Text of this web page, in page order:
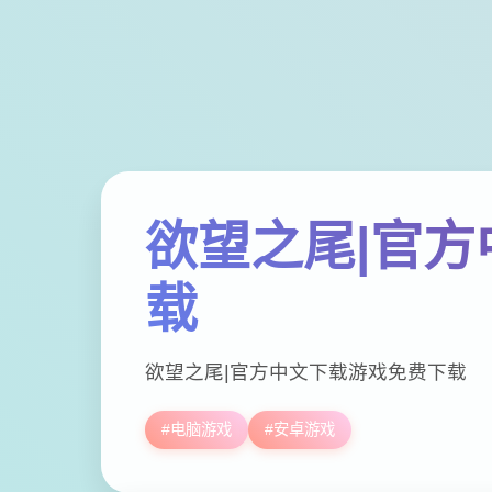
欲望之尾|官方
载
欲望之尾|官方中文下载游戏免费下载
#电脑游戏 #安卓游戏